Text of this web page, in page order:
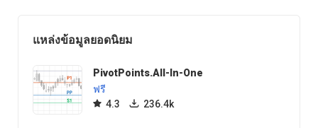
แหล่งข้อมูลยอดนิยม
PivotPoints.All-In-One
ฟรี
4.3
236.4k